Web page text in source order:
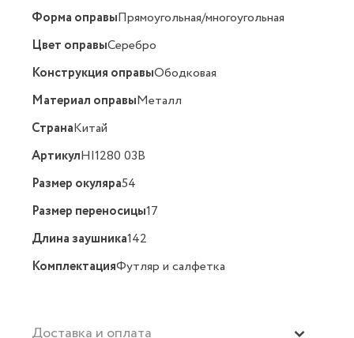
Форма оправыПрямоугольная/многоугольная
Цвет оправыСеребро
Конструкция оправыОбодковая
Материал оправыМеталл
СтранаКитай
АртикулHI1280 03B
Размер окуляра54
Размер переносицы17
Длина заушника142
КомплектацияФутляр и салфетка
Доставка и оплата